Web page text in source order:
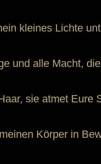
kleines Lichte
und alle Macht,
sie atmet Eure
Körper in